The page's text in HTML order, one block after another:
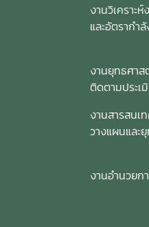
งานวิเคราะ
และอัตรากำ
งานยุทธศาส
ติดตามประเ
งานสารสนเ
วางแผนแล
งานอำนวยก